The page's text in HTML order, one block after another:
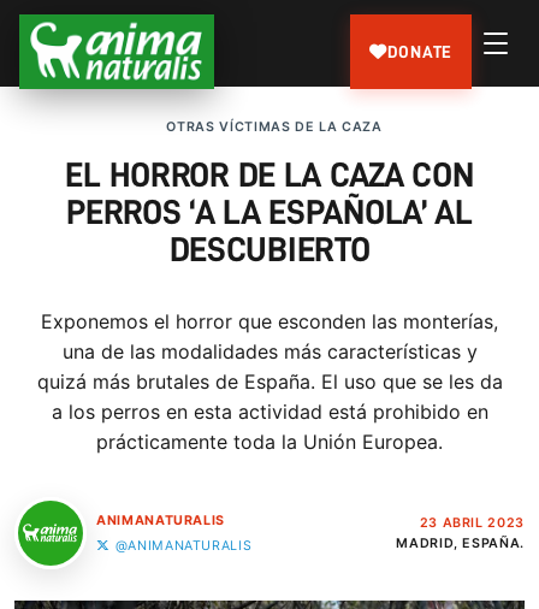
DONATE
OTRAS VÍCTIMAS DE LA CAZA
EL HORROR DE LA CAZA CON
PERROS ‘A LA ESPAÑOLA’ AL
DESCUBIERTO
Exponemos el horror que esconden las monterías,
una de las modalidades más características y
quizá más brutales de España. El uso que se les da
a los perros en esta actividad está prohibido en
prácticamente toda la Unión Europea.
ANIMANATURALIS
@ANIMANATURALIS
23 ABRIL 2023
MADRID, ESPAÑA.